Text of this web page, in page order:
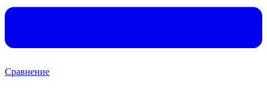
Сравнение